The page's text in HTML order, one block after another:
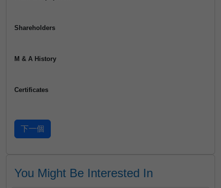
Shareholders
M & A History
Certificates
You Might Be Interested In